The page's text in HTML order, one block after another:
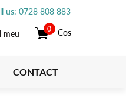
Cos
0
meu
us: 0728 808 883
CONTACT